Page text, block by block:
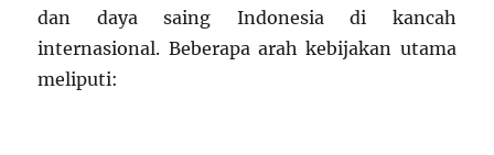
dan daya saing Indonesia di kancah
internasional. Beberapa arah kebijakan utama
meliputi: